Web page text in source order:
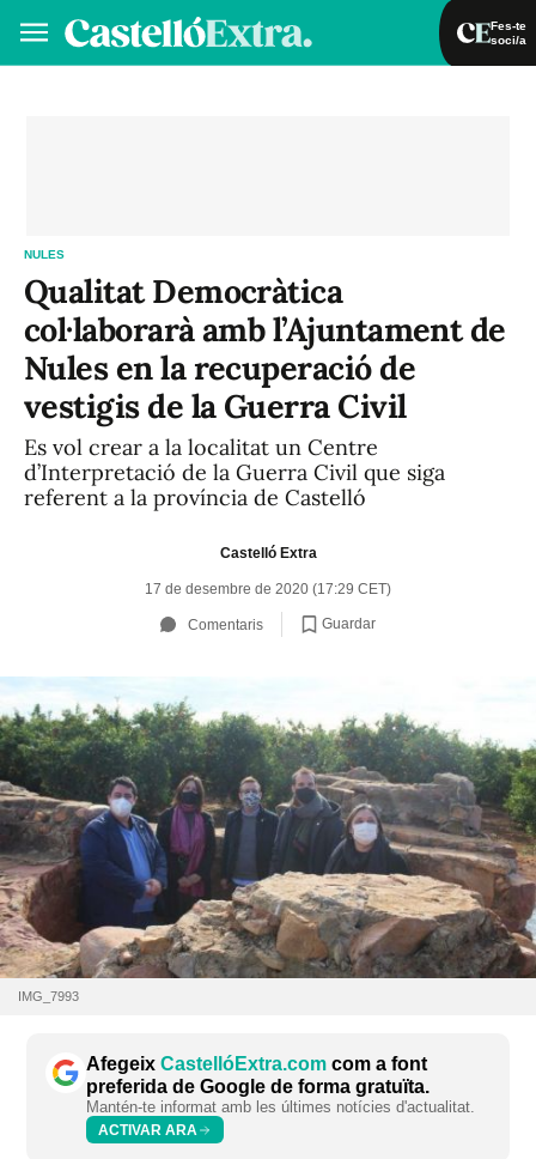
Fes-te
soci/a
NULES
Qualitat Democràtica
col·laborarà amb l’Ajuntament de
Nules en la recuperació de
vestigis de la Guerra Civil
Es vol crear a la localitat un Centre
d’Interpretació de la Guerra Civil que siga
referent a la província de Castelló
Castelló Extra
17 de desembre de 2020 (17:29 CET)
Comentaris Guardar
IMG_7993
Afegeix CastellóExtra.com com a font
preferida de Google de forma gratuïta.
Mantén-te informat amb les últimes notícies d'actualitat.
ACTIVAR ARA